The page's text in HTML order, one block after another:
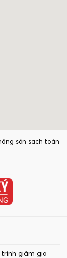
sản sạch toàn
giảm giá